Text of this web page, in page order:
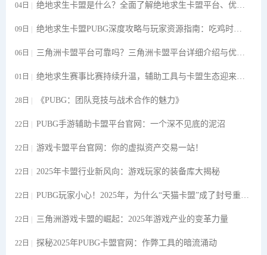
04日 绝地求生卡盟是什么？全面了解绝地求生卡盟平台、优势与安全选择指南
09日 绝地求生卡盟PUBG深度攻略与玩家资源指南：吃鸡时代下的游戏生态解析
06日 三角洲卡盟平台可靠吗？三角洲卡盟平台详细介绍与优势分析
01日 绝地求生赛事比赛持续升温，辅助工具与卡盟生态迎来规范化发展
28日 《PUBG：团队竞技与战术合作的魅力》
22日 PUBG手游辅助卡盟平台官网：一个深不见底的泥沼
22日 游戏卡盟平台官网：你的虚拟资产交易一站！
22日 2025年卡盟行业新风向：游戏玩家的装备库大揭秘
22日 PUBG玩家小心！2025年，为什么“天猫卡盟”成了封号重灾区？
22日 三角洲游戏卡盟的崛起：2025年游戏产业的变革力量
22日 探秘2025年PUBG卡盟官网：作弊工具的暗流涌动